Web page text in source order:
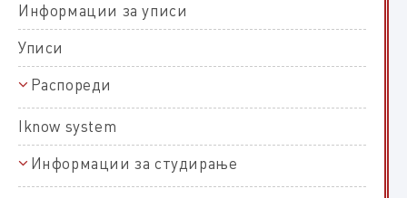
Информации за уписи
Уписи
Распореди
Распореди на полагање
Распореди на настава
Прв циклус
Iknow system
Информации за студирање
Полагања и оценување